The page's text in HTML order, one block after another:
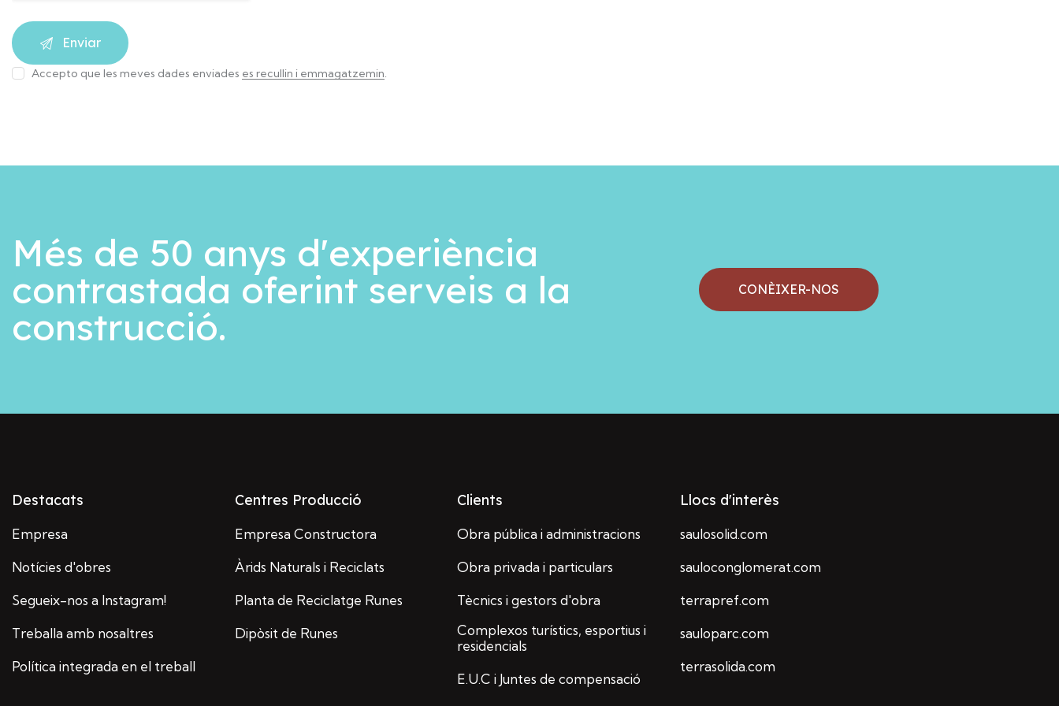
Accepto que les meves dades enviades es recullin i emmagatzemin.
Més de 50 anys d'experiència
contrastada oferint serveis a la
construcció.
CONÈIXER-NOS
Destacats
Empresa
Notícies d'obres
Segueix-nos a Instagram!
Treballa amb nosaltres
Política integrada en el treball
Centres Producció
Empresa Constructora
Àrids Naturals i Reciclats
Planta de Reciclatge Runes
Dipòsit de Runes
Clients
Obra pública i administracions
Obra privada i particulars
Tècnics i gestors d'obra
Complexos turístics, esportius i
residencials
E.U.C i Juntes de compensació
Llocs d'interès
saulosolid.com
sauloconglomerat.com
terrapref.com
sauloparc.com
terrasolida.com